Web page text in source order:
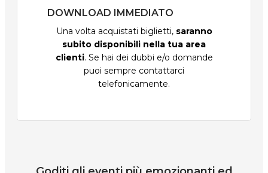
DOWNLOAD IMMEDIATO
Una volta acquistati biglietti, saranno
subito disponibili nella tua area
clienti. Se hai dei dubbi e/o domande
puoi sempre contattarci
telefonicamente.